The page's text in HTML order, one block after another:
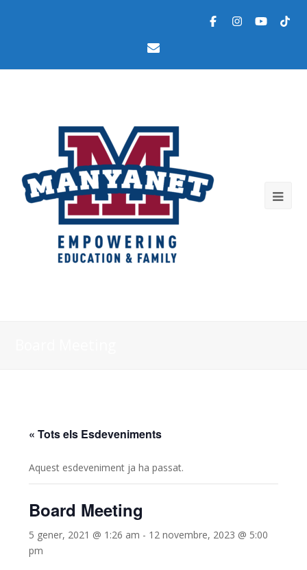
« Tots els Esdeveniments
Aquest esdeveniment ja ha passat.
Board Meeting
5 gener, 2021 @ 1:26 am - 12 novembre, 2023 @ 5:00
pm